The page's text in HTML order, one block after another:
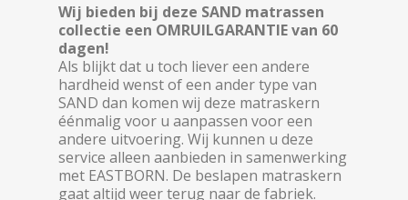
Wij bieden bij deze SAND matrassen
collectie een OMRUILGARANTIE van 60
dagen!
Als blijkt dat u toch liever een andere
hardheid wenst of een ander type van
SAND dan komen wij deze matraskern
éénmalig voor u aanpassen voor een
andere uitvoering. Wij kunnen u deze
service alleen aanbieden in samenwerking
met EASTBORN. De beslapen matraskern
gaat altijd weer terug naar de fabriek.